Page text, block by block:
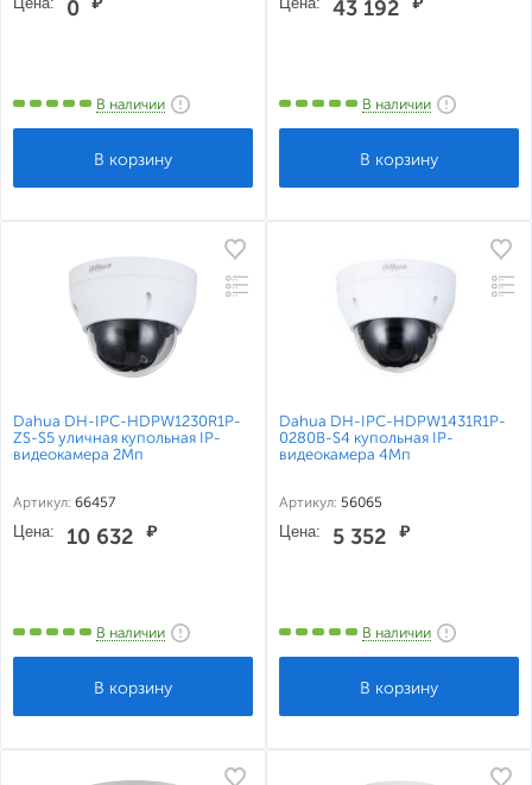
0
В наличии
43 192
В наличии
Dahua DH-IPC-HDPW1230R1P-
ZS-S5 уличная купольная IP-
видеокамера 2Мп
Артикул: 66457
Цена: 10 632 ₽
В наличии
Dahua DH-IPC-HDPW1431R1P-
0280B-S4 купольная IP-
видеокамера 4Мп
Артикул: 56065
Цена: 5 352 ₽
В наличии